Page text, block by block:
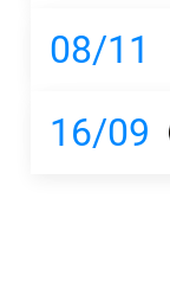
08/11
16/09